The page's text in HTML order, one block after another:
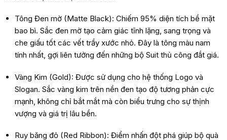
Tông Đen mờ (Matte Black): Chiếm 95% diện tích bề mặt
bao bì. Sắc đen mờ tạo cảm giác tĩnh lặng, sang trọng và
che giấu tốt các vết trầy xước nhỏ. Đây là tông màu nam
tính nhất, gợi liên tưởng đến những bộ Suit thủ công đắt giá.
Vàng Kim (Gold): Được sử dụng cho hệ thống Logo và
Slogan. Sắc vàng kim trên nền đen tạo độ tương phản cực
mạnh, không chỉ bắt mắt mà còn biểu trưng cho sự thịnh
vượng và giá trị lâu bền.
Ruy băng đỏ (Red Ribbon): Điểm nhấn đột phá giúp bộ quà